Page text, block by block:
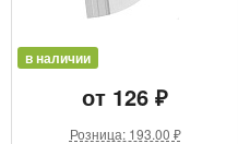
в наличии
от 126 ₽
Розница: 193.00 ₽